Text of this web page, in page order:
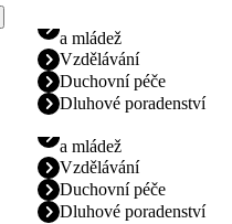
a mládež
Vzdělávání
Duchovní péče
Dluhové poradenství
a mládež
Vzdělávání
Duchovní péče
Dluhové poradenství